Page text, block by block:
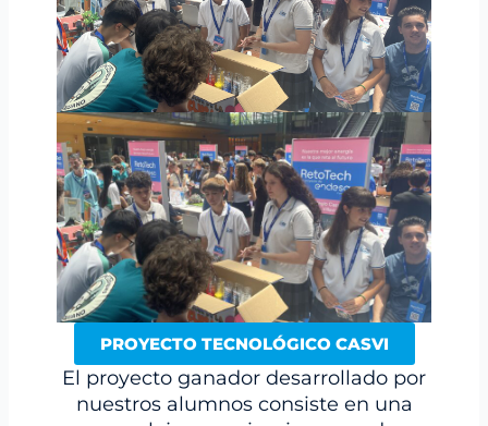
PROYECTO TECNOLÓGICO CASVI
El proyecto ganador desarrollado por
nuestros alumnos consiste en una